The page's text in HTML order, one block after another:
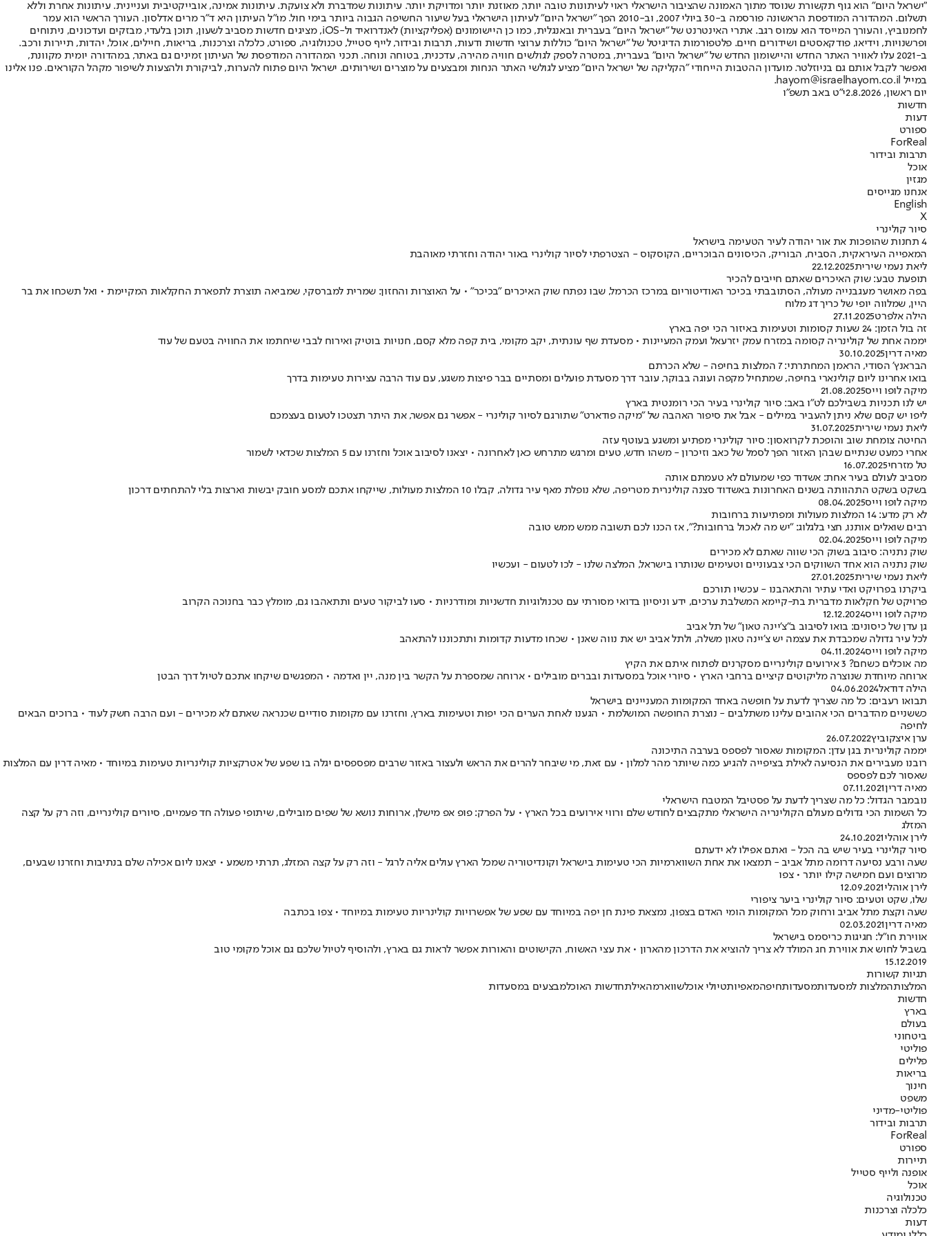
"ישראל היום" הוא גוף תקשורת שנוסד מתוך האמונה שהציבור הישראלי ראוי לעיתונות טובה יותר, מאוזנת יותר ומדויקת יותר. עיתונות שמדברת ולא צועקת. עיתונות אמינה, אובייקטיבית ועניינית. עיתונות אחרת וללא
תשלום. המהדורה המודפסת הראשונה פורסמה ב-30 ביולי 2007, וב-2010 הפך "ישראל היום" לעיתון הישראלי בעל שיעור החשיפה הגבוה ביותר בימי חול. מו"ל העיתון היא ד"ר מרים אדלסון. העורך הראשי הוא עמר
לחמנוביץ, והעורך המייסד הוא עמוס רגב. אתרי האינטרנט של "ישראל היום" בעברית ובאנגלית, כמו כן היישומונים (אפליקציות) לאנדרואיד ול-iOS, מציגים חדשות מסביב לשעון, תוכן בלעדי, מבזקים ועדכונים, ניתוחים
ופרשנויות, וידיאו, פודקאסטים ושידורים חיים. פלטפורמות הדיגיטל של "ישראל היום" כוללות ערוצי חדשות ודעות, תרבות ובידור, לייף סטייל, טכנולוגיה, ספורט, כלכלה וצרכנות, בריאות, חיילים, אוכל, יהדות, תיירות ורכב.
ב-2021 עלו לאוויר האתר החדש והיישומון החדש של "ישראל היום" בעברית, במטרה לספק לגולשים חוויה מהירה, עדכנית, בטוחה ונוחה. תכני המהדורה המודפסת של העיתון זמינים גם באתר, במהדורה יומית מקוונת,
ואפשר לקבל אותם גם בניוזלטר. מועדון ההטבות הייחודי "הקליקה של ישראל היום" מציע לגולשי האתר הנחות ומבצעים על מוצרים ושירותים. ישראל היום פתוח להערות, לביקורת ולהצעות לשיפור מקהל הקוראים. פנו אלינו
במייל hayom@israelhayom.co.il.
יום ראשון, 2.8.2026
י"ט באב תשפ"ו
חדשות
דעות
ספורט
ForReal
תרבות ובידור
אוכל
מגזין
אנחנו מגייסים
English
X
סיור קולינרי
4 תחנות שהופכות את אור יהודה לעיר הטעימה בישראל
המאפייה העיראקית, הסביח, הבוריק, הכיסונים הבוכריים, הקוסקוס - הצטרפתי לסיור קולינרי באור יהודה וחזרתי מאוהבת
ליאת נעמי שירית22.12.2025
תופעת טבע: שוק האיכרים שאתם חייבים להכיר
בפה מאושר מעגבנייה מעולה, הסתובבתי בכיכר האודיטוריום במרכז הכרמל, שבו נפתח שוק האיכרים "בכיכר" • על האוצרות והחזון: שמרית למברסקי, שמביאה תוצרת לתפארת החקלאות המקיימת • ואל תשכחו את בר
היין, שמלווה יופי של כריך דג מלוח
הילה אלפרט27.11.2025
זה בול הזמן: 24 שעות קסומות וטעימות באיזור הכי יפה בארץ
יממה אחת של קולינריה קסומה במזרח עמק יזרעאל ועמק המעיינות • מסעדת שף עונתית, יקב מקומי, בית קפה מלא קסם, חנויות בוטיק ואירוח לבבי שיחתמו את החוויה בטעם של עוד
מאיה דרין30.10.2025
הבראנץ' הסודי, הראמן המחתרתי: 7 המלצות בחיפה - שלא הכרתם
בואו אחרינו ליום קולינארי בחיפה, שמתחיל מקפה ועוגה בבוקר, עובר דרך מסעדת פועלים ומסתיים בבר פיצות משגע, עם עוד הרבה עצירות טעימות בדרך
מיקה לופו וייס21.08.2025
יש לנו תכניות בשבילכם לט"ו באב: סיור קולינרי בעיר הכי רומנטית בארץ
ליפו יש קסם שלא ניתן להעביר במילים - אבל את סיפור האהבה של "מיקה פודארט" שתורגם לסיור קולינרי - אפשר גם אפשר, את היתר תצטכו לטעום בעצמכם
ליאת נעמי שירית31.07.2025
החיטה צומחת שוב והופכת לקרואסון: סיור קולינרי מפתיע ומשגע בעוטף עזה
אחרי כמעט שנתיים שבהן האזור הפך לסמל של כאב וזיכרון - משהו חדש, טעים ומרגש מתרחש כאן לאחרונה • יצאנו לסיבוב אוכל וחזרנו עם 5 המלצות שכדאי לשמור
טל מזרחי16.07.2025
מסביב לעולם בעיר אחת: אשדוד כפי שמעולם לא טעמתם אותה
בשקט בשקט התהוותה בשנים האחרונות באשדוד סצנה קולינרית מטריפה, שלא נופלת מאף עיר גדולה, קבלו 10 המלצות מעולות, שייקחו אתכם למסע חובק יבשות וארצות בלי להתחתים דרכון
מיקה לופו וייס08.04.2025
לא רק מדע: 14 המלצות מעולות ומפתיעות ברחובות
רבים שואלים אותנו, חצי בלגלוג: "יש מה לאכול ברחובות?", אז הכנו לכם תשובה ממש ממש טובה
מיקה לופו וייס02.04.2025
שוק נתניה: סיבוב בשוק הכי שווה שאתם לא מכירים
שוק נתניה הוא אחד השווקים הכי צבעוניים וטעימים שנותרו בישראל, המלצה שלנו - לכו לטעום - ועכשיו
ליאת נעמי שירית27.01.2025
ביקרנו בפרויקט ואדי עתיר והתאהבנו - עכשיו תורכם
פרויקט של חקלאות מדברית בת-קיימא המשלבת ערכים, ידע וניסיון בדואי מסורתי עם טכנולוגיות חדשניות ומודרניות • סעו לביקור טעים ותתאהבו גם, מומלץ כבר בחנוכה הקרוב
מיקה לופו וייס12.12.2024
גן עדן של כיסונים: בואו לסיבוב ב"צ'יינה טאון" של תל אביב
לכל עיר גדולה שמכבדת את עצמה יש צ'יינה טאון משלה, ולתל אביב יש את נווה שאנן • שכחו מדעות קדומות ותתכוננו להתאהב
מיקה לופו וייס04.11.2024
מה אוכלים כשחם? 3 אירועים קולינריים מסקרנים לפתוח איתם את הקיץ
ארוחה מיוחדת שנוצרה מליקוטים קיציים ברחבי הארץ • סיורי אוכל במסעדות ובברים מובילים • ארוחה שמספרת על הקשר בין מנה, יין ואדמה • המפגשים שיקחו אתכם לטיול דרך הבטן
הילה דודאל04.06.2024
תבואו רעבים: כל מה שצריך לדעת על חופשה באחד המקומות המעניינים בישראל
כששניים מהדברים הכי אהובים עלינו משתלבים - נוצרת החופשה המושלמת • הגענו לאחת הערים הכי יפות וטעימות בארץ, וחזרנו עם מקומות סודיים שכנראה שאתם לא מכירים - ועם הרבה חשק לעוד • ברוכים הבאים
לחיפה
ערן איצקוביץ26.07.2022
יממה קולינרית בגן עדן: המקומות שאסור לפספס בערבה התיכונה
רובנו מעבירים את הנסיעה לאילת בציפייה להגיע כמה שיותר מהר למלון • עם זאת, מי שיבחר להרים את הראש ולעצור באזור שרבים מפספסים יגלה בו שפע של אטרקציות קולינריות טעימות במיוחד • מאיה דרין עם המלצות
שאסור לכם לפספס
מאיה דרין07.11.2021
נובמבר הגדול: כל מה שצריך לדעת על פסטיבל המטבח הישראלי
כל השמות הכי גדולים מעולם הקולינריה הישראלי מתקבצים לחודש שלם ורווי אירועים בכל הארץ • על הפרק: פופ אפ מישלן, ארוחות נושא של שפים מובילים, שיתופי פעולה חד פעמיים, סיורים קולינריים, וזה רק על קצה
המזלג
לירן אוהלי24.10.2021
סיור קולינרי בעיר שיש בה הכל - ואתם אפילו לא ידעתם
שעה ורבע נסיעה דרומה מתל אביב - תמצאו את אחת השווארמיות הכי טעימות בישראל וקונדיטוריה שמכל הארץ עולים אליה לרגל - וזה רק על קצה המזלג, תרתי משמע • יצאנו ליום אכילה שלם בנתיבות וחזרנו שבעים,
מרוצים ועם חמישה קילו יותר • צפו
לירן אוהלי12.09.2021
שלו, שקט וטעים: סיור קולינרי ביער ציפורי
שעה וקצת מתל אביב ורחוק מכל המקומות הומי האדם בצפון, נמצאת פינת חן יפה במיוחד עם שפע של אפשרויות קולינריות טעימות במיוחד • צפו בכתבה
מאיה דרין02.03.2021
אווירת חו"ל: חגיגות כריסמס בישראל
בשביל לחוש את אווירת חג המולד לא צריך להוציא את הדרכון מהארון • את עצי האשוח, הקישוטים והאורות אפשר לראות גם בארץ, ולהוסיף לטיול שלכם גם אוכל מקומי טוב
15.12.2019
תגיות קשורות
המלצותהמלצות למסעדותמסעדותחיפהמאפיותטיולי אוכלשווארמהאילתחדשות האוכלמבצעים במסעדות
חדשות
בארץ
בעולם
ביטחוני
פוליטי
פלילים
בריאות
חינוך
משפט
פוליטי-מדיני
תרבות ובידור
ForReal
ספורט
תיירות
אופנה ולייף סטייל
אוכל
טכנולוגיה
כלכלה וצרכנות
דעות